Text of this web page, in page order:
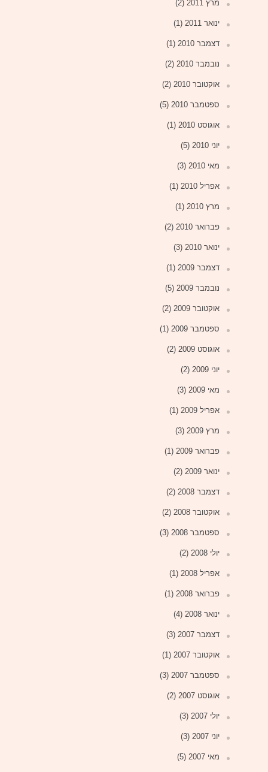
מרץ 2011 (2)
ינואר 2011 (1)
דצמבר 2010 (1)
נובמבר 2010 (2)
אוקטובר 2010 (2)
ספטמבר 2010 (5)
אוגוסט 2010 (1)
יוני 2010 (5)
מאי 2010 (3)
אפריל 2010 (1)
מרץ 2010 (1)
פברואר 2010 (2)
ינואר 2010 (3)
דצמבר 2009 (1)
נובמבר 2009 (5)
אוקטובר 2009 (2)
ספטמבר 2009 (1)
אוגוסט 2009 (2)
יוני 2009 (2)
מאי 2009 (3)
אפריל 2009 (1)
מרץ 2009 (3)
פברואר 2009 (1)
ינואר 2009 (2)
דצמבר 2008 (2)
אוקטובר 2008 (2)
ספטמבר 2008 (3)
יולי 2008 (2)
אפריל 2008 (1)
פברואר 2008 (1)
ינואר 2008 (4)
דצמבר 2007 (3)
אוקטובר 2007 (1)
ספטמבר 2007 (3)
אוגוסט 2007 (2)
יולי 2007 (3)
יוני 2007 (3)
מאי 2007 (5)